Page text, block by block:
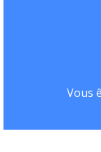
Vous